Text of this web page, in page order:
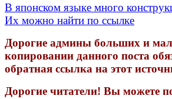
В японском языке много
Их можно найти по ссылке
Дорогие админы больших и
копировании данного поста
обратная ссылка на этот
Дорогие читатели! Вы можете